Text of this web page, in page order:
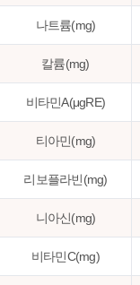
나트륨(mg)
칼륨(mg)
비타민A(μgRE)
티아민(mg)
리보플라빈(mg)
니아신(mg)
비타민C(mg)